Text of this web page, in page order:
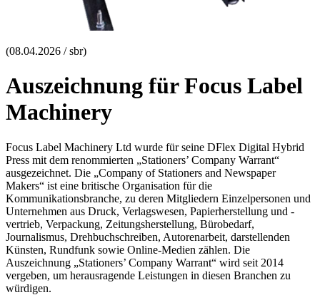
(08.04.2026 / sbr)
Auszeichnung für Focus Label
Machinery
Focus Label Machinery Ltd wurde für seine DFlex Digital Hybrid
Press mit dem renommierten „Stationers’ Company Warrant“
ausgezeichnet. Die „Company of Stationers and Newspaper
Makers“ ist eine britische Organisation für die
Kommunikationsbranche, zu deren Mitgliedern Einzelpersonen und
Unternehmen aus Druck, Verlagswesen, Papierherstellung und -
vertrieb, Verpackung, Zeitungsherstellung, Bürobedarf,
Journalismus, Drehbuchschreiben, Autorenarbeit, darstellenden
Künsten, Rundfunk sowie Online-Medien zählen. Die
Auszeichnung „Stationers’ Company Warrant“ wird seit 2014
vergeben, um herausragende Leistungen in diesen Branchen zu
würdigen.